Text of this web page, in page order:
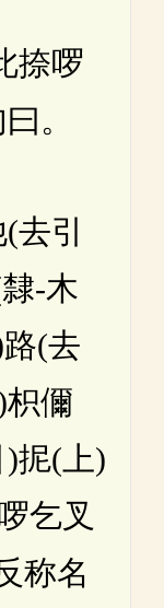
啰
。
引
-木
(去
儞
抳(上)
乞叉
称名